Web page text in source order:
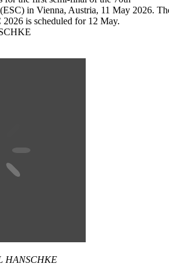
in Vienna, Austria, 11 May 2026.
is scheduled for 12 May.
HANSCHKE